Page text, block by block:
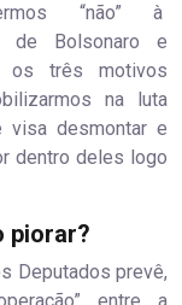
“não” à
de Bolsonaro e
os três motivos
na luta
visa desmontar e
dentro deles logo
piorar?
Deputados prevê,